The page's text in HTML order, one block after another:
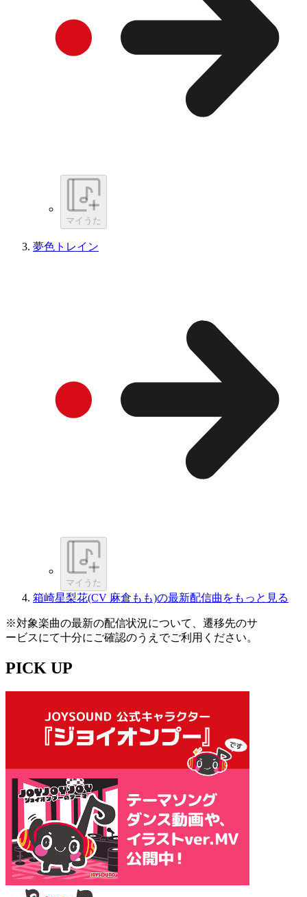
マイうた
夢色トレイン
マイうた
箱崎星梨花(CV 麻倉もも)の最新配信曲をもっと見る
※対象楽曲の最新の配信状況について、遷移先のサ
ービスにて十分にご確認のうえでご利用ください。
PICK UP